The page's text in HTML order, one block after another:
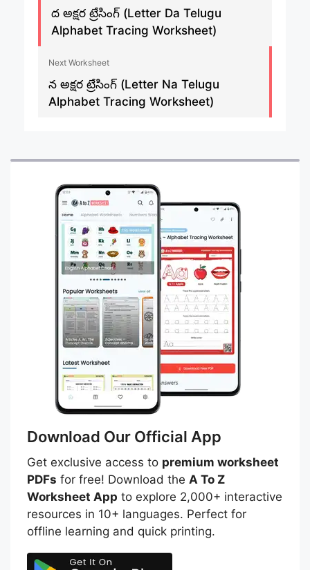
ద అక్షర ట్రేసింగ్ (Letter Da Telugu
Alphabet Tracing Worksheet)
Next Worksheet
న అక్షర ట్రేసింగ్ (Letter Na Telugu
Alphabet Tracing Worksheet)
Download Our Official App
Get exclusive access to premium worksheet
PDFs for free! Download the A To Z
Worksheet App to explore 2,000+ interactive
resources in 10+ languages. Perfect for
offline learning and quick printing.